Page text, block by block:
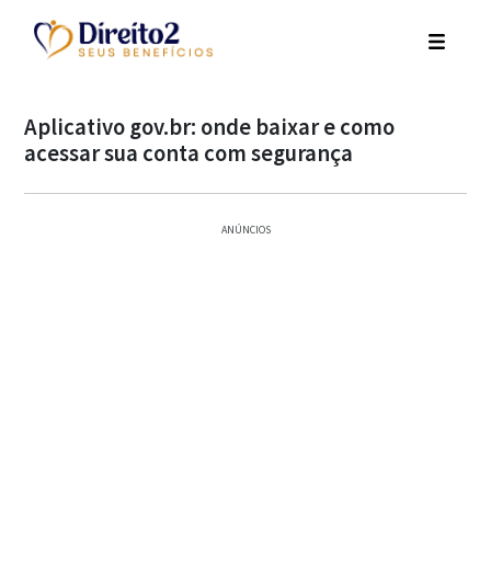
Aplicativo gov.br: onde baixar e como
acessar sua conta com segurança
ANÚNCIOS